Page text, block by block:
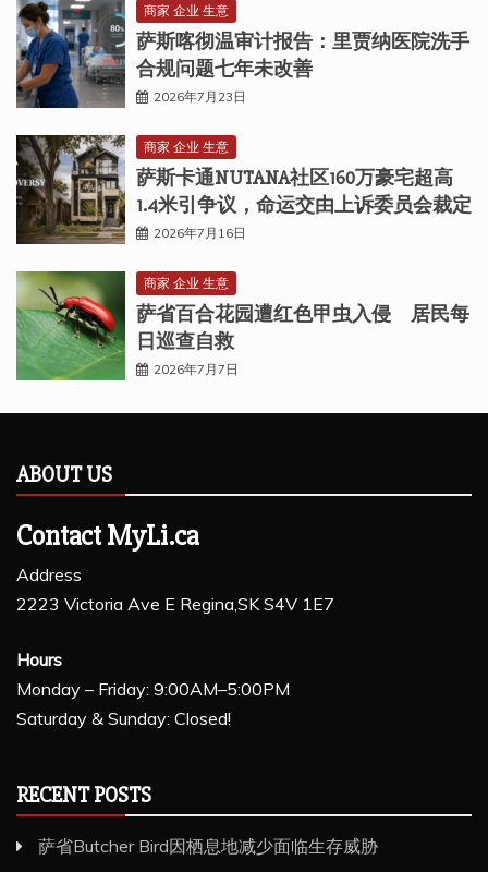
商家 企业 生意
萨斯喀彻温审计报告：里贾纳医院洗手
合规问题七年未改善
2026年7月23日
商家 企业 生意
萨斯卡通NUTANA社区160万豪宅超高
1.4米引争议，命运交由上诉委员会裁定
2026年7月16日
商家 企业 生意
萨省百合花园遭红色甲虫入侵 居民每
日巡查自救
2026年7月7日
ABOUT US
Contact MyLi.ca
Address
2223 Victoria Ave E Regina,SK S4V 1E7
Hours
Monday – Friday: 9:00AM–5:00PM
Saturday & Sunday: Closed!
RECENT POSTS
萨省Butcher Bird因栖息地减少面临生存威胁